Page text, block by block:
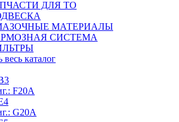
ДЛЯ ТО
МАТЕРИАЛЫ
СИСТЕМА
весь каталог
F20A
G20A